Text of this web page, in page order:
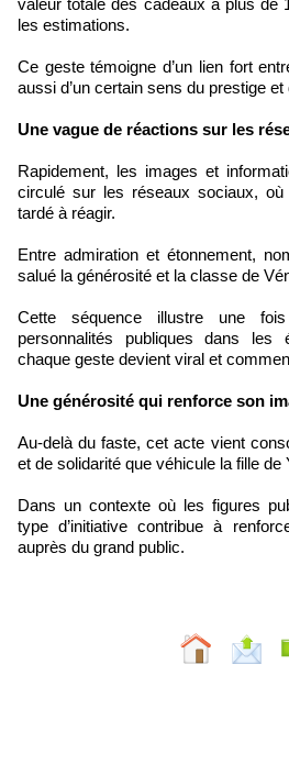
valeur totale des cadeaux à plus de
les estimations.
Ce geste témoigne d’un lien fort
aussi d’un certain sens du prestige et
Une vague de réactions sur les
Rapidement, les images et
circulé sur les réseaux sociaux, où
tardé à réagir.
Entre admiration et étonnement,
salué la générosité et la classe de
Cette séquence illustre une
personnalités publiques dans les
chaque geste devient viral et
Une générosité qui renforce son
Au-delà du faste, cet acte vient
et de solidarité que véhicule la fille de
Dans un contexte où les figures
type d’initiative contribue à
auprès du grand public.